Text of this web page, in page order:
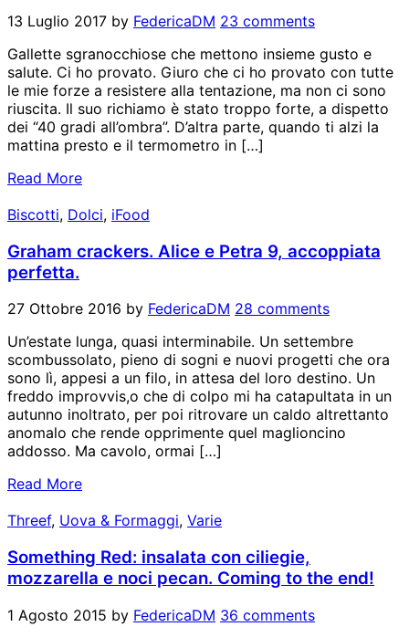
13 Luglio 2017 by FedericaDM 23 comments
Gallette sgranocchiose che mettono insieme gusto e
salute. Ci ho provato. Giuro che ci ho provato con tutte
le mie forze a resistere alla tentazione, ma non ci sono
riuscita. Il suo richiamo è stato troppo forte, a dispetto
dei “40 gradi all’ombra”. D’altra parte, quando ti alzi la
mattina presto e il termometro in […]
Read More
Biscotti, Dolci, iFood
Graham crackers. Alice e Petra 9, accoppiata
perfetta.
27 Ottobre 2016 by FedericaDM 28 comments
Un’estate lunga, quasi interminabile. Un settembre
scombussolato, pieno di sogni e nuovi progetti che ora
sono lì, appesi a un filo, in attesa del loro destino. Un
freddo improvvis,o che di colpo mi ha catapultata in un
autunno inoltrato, per poi ritrovare un caldo altrettanto
anomalo che rende opprimente quel maglioncino
addosso. Ma cavolo, ormai […]
Read More
Threef, Uova & Formaggi, Varie
Something Red: insalata con ciliegie,
mozzarella e noci pecan. Coming to the end!
1 Agosto 2015 by FedericaDM 36 comments